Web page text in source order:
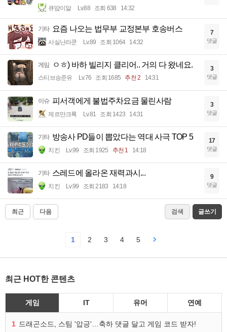
큐땁이알 Lv.88 조회 638 14:32
기타 요즘 나오는 법무부 교정본부 호송버스
사실난라쿤 Lv.89 조회 1064 14:32
7
댓글
게임 ㅇㅎ) 바하 빌리지 클리어.. 거의 다 왔네요.
스티브승준유 Lv.76 조회 1685 추천 2 14:31
3
댓글
이슈 피서객에게 불법주차요금 물린사람
제르만크록 Lv.81 조회 1423 14:31
3
댓글
기타 방송사 PD들이 뽑았다는 역대 사극 TOP 5
치킨 Lv.99 조회 1925 추천 1 14:18
17
댓글
기타 스레드에 올라온 재력과시...
치킨 Lv.99 조회 2183 14:18
9
댓글
최근 다음 검색 글쓰기
1 2 3 4 5
최근 HOT한 콘텐츠
게임 IT 유머 연예
1 드래곤소드, 스팀 '압긍'…축하 댓글 달고 게임 코드 받자!